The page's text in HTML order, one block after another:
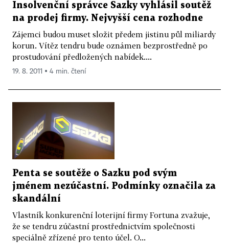
Insolvenční správce Sazky vyhlásil soutěž
na prodej firmy. Nejvyšší cena rozhodne
Zájemci budou muset složit předem jistinu půl miliardy
korun. Vítěz tendru bude oznámen bezprostředně po
prostudování předložených nabídek....
19. 8. 2011 ▪ 4 min. čtení
Penta se soutěže o Sazku pod svým
jménem nezúčastní. Podmínky označila za
skandální
Vlastník konkurenční loterijní firmy Fortuna zvažuje,
že se tendru zúčastní prostřednictvím společnosti
speciálně zřízené pro tento účel. O...